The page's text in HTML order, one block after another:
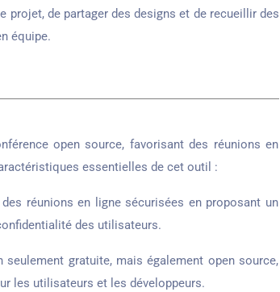
de partager des designs et de recueillir des
équipe.
open source, favorisant des réunions en
essentielles de cet outil :
réunions en ligne sécurisées en proposant un
des utilisateurs.
gratuite, mais également open source,
les utilisateurs et les développeurs.